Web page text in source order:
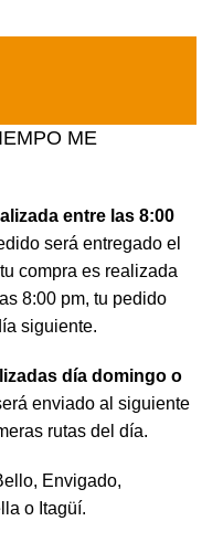
ME
entre las 8:00
será entregado el
compra es realizada
8:00 pm, tu pedido
siguiente.
día domingo o
enviado al siguiente
rutas del día.
Envigado,
o Itagüí.